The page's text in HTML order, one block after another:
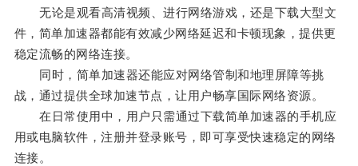
无论是观看高清视频、进行网络游戏，还是下载大型文
件，简单加速器都能有效减少网络延迟和卡顿现象，提供更
稳定流畅的网络连接。
同时，简单加速器还能应对网络管制和地理屏障等挑
战，通过提供全球加速节点，让用户畅享国际网络资源。
在日常使用中，用户只需通过下载简单加速器的手机应
用或电脑软件，注册并登录账号，即可享受快速稳定的网络
连接。